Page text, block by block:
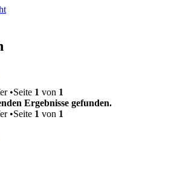
•Seite 1 von 1
Ergebnisse gefunden.
•Seite 1 von 1